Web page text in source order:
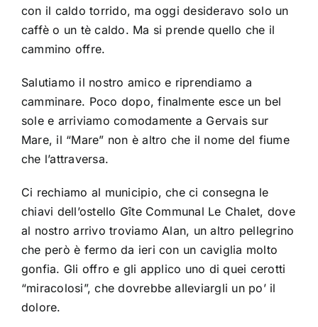
con il caldo torrido, ma oggi desideravo solo un
caffè o un tè caldo. Ma si prende quello che il
cammino offre.
Salutiamo il nostro amico e riprendiamo a
camminare. Poco dopo, finalmente esce un bel
sole e arriviamo comodamente a Gervais sur
Mare, il “Mare” non è altro che il nome del fiume
che l’attraversa.
Ci rechiamo al municipio, che ci consegna le
chiavi dell’ostello Gîte Communal Le Chalet, dove
al nostro arrivo troviamo Alan, un altro pellegrino
che però è fermo da ieri con un caviglia molto
gonfia. Gli offro e gli applico uno di quei cerotti
“miracolosi”, che dovrebbe alleviargli un po’ il
dolore.